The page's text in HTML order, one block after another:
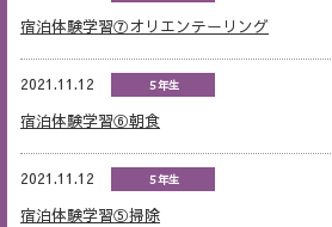
宿泊体験学習⑦オリエンテーリング
2021.11.12 ５年生
宿泊体験学習⑥朝食
2021.11.12 ５年生
宿泊体験学習⑤掃除